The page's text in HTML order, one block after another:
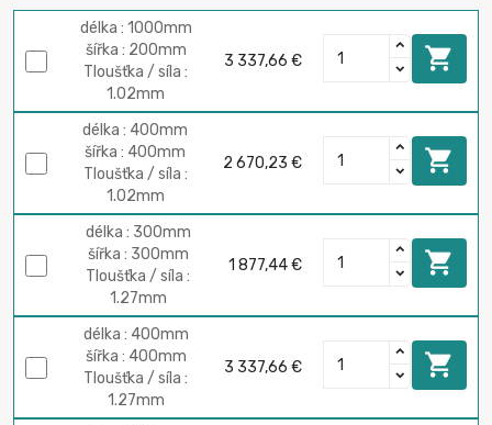
délka : 1000mm
šířka : 200mm
Tloušťka / síla :
1.02mm
3 337,66 € 
délka : 400mm
šířka : 400mm
Tloušťka / síla :
1.02mm
2 670,23 € 
délka : 300mm
šířka : 300mm
Tloušťka / síla :
1.27mm
1 877,44 € 
délka : 400mm
šířka : 400mm
Tloušťka / síla :
1.27mm
3 337,66 € 